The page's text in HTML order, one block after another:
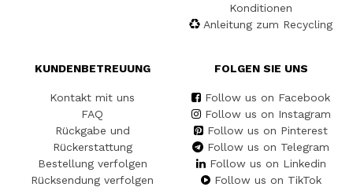
Konditionen
Anleitung zum Recycling
KUNDENBETREUUNG
Kontakt mit uns
FAQ
Rückgabe und
Rückerstattung
Bestellung verfolgen
Rücksendung verfolgen
FOLGEN SIE UNS
Follow us on Facebook
Follow us on Instagram
Follow us on Pinterest
Follow us on Telegram
Follow us on Linkedin
Follow us on TikTok